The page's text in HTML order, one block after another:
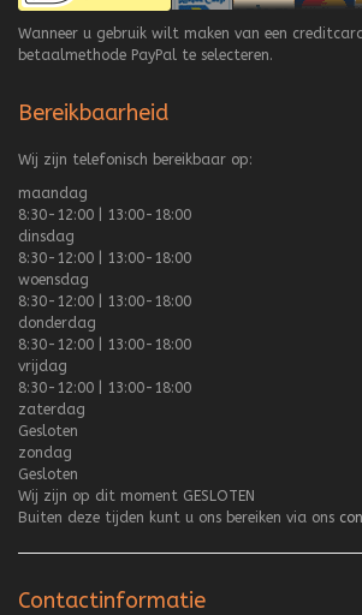
Wanneer u gebruik wilt maken van een
betaalmethode PayPal te selecteren.
Bereikbaarheid
Wij zijn telefonisch bereikbaar op:
maandag
8:30-12:00 | 13:00-18:00
dinsdag
8:30-12:00 | 13:00-18:00
woensdag
8:30-12:00 | 13:00-18:00
donderdag
8:30-12:00 | 13:00-18:00
vrijdag
8:30-12:00 | 13:00-18:00
zaterdag
Gesloten
zondag
Gesloten
Wij zijn op dit moment GESLOTEN
Buiten deze tijden kunt u ons bereiken via ons
Contactinformatie